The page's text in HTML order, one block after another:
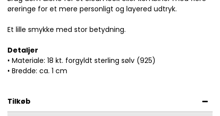
øreringe for et mere personligt og layered udtryk.
Et lille smykke med stor betydning.
Detaljer
• Materiale: 18 kt. forgyldt sterling sølv (925)
• Bredde: ca. 1 cm
Tilkøb